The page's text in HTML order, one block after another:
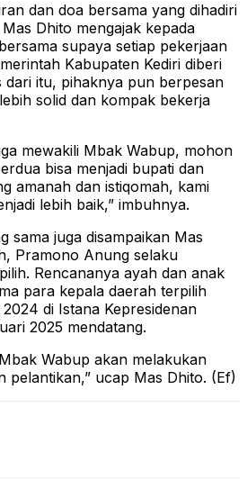
dan doa bersama yang dihadiri
Dhito mengajak kepada
supaya setiap pekerjaan
Kabupaten Kediri diberi
dari itu, pihaknya pun berpesan
solid dan kompak bekerja
mewakili Mbak Wabup, mohon
bisa menjadi bupati dan
amanah dan istiqomah, kami
lebih baik,” imbuhnya.
sama juga disampaikan Mas
Pramono Anung selaku
Rencananya ayah dan anak
para kepala daerah terpilih
di Istana Kepresidenan
2025 mendatang.
Wabup akan melakukan
pelantikan,” ucap Mas Dhito. (Ef)